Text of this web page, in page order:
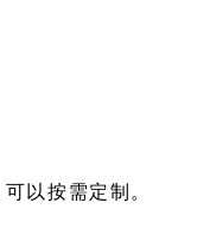
以按需定制。